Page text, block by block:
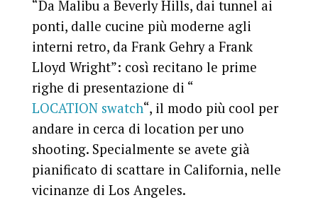
“Da Malibu a Beverly Hills, dai tunnel ai
ponti, dalle cucine più moderne agli
interni retro, da Frank Gehry a Frank
Lloyd Wright”: così recitano le prime
righe di presentazione di “
LOCATION swatch“, il modo più cool per
andare in cerca di location per uno
shooting. Specialmente se avete già
pianificato di scattare in California, nelle
vicinanze di Los Angeles.